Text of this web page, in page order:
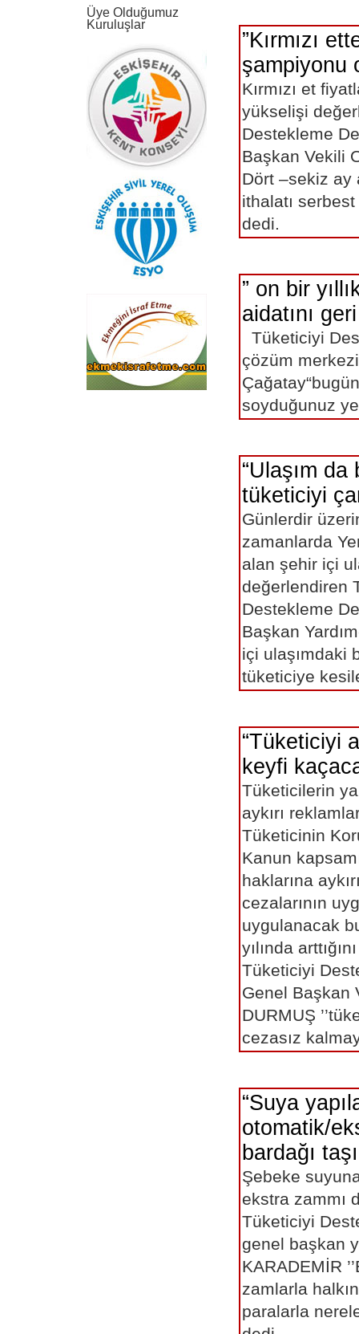
Üye Olduğumuz
Kuruluşlar
”Kırmızı
şampiyonu
Kırmızı et
yükselişi
Destekleme
Başkan Vekili
Dört –sekiz ay
ithalatı serbest
dedi.
” on bir
aidatını
Tüketiciyi
çözüm
soyduğunuz
“Ulaşım da
tüketiciyi
Günlerdir
zamanlarda
alan şehir içi
değerlendiren
Destekleme
Başkan
içi ulaşımdaki
tüketiciye
“Tüketiciyi
keyfi
Tüketicilerin
aykırı
Tüketicinin
Kanun
haklarına
cezalarının
uygulanacak
yılında
Tüketiciyi
Genel Başkan
DURMUŞ
cezasız
“Suya
otomatik/
bardağı
Şebeke
ekstra zammı
Tüketiciyi
genel başkan
KARADEMİR
zamlarla
paralarla